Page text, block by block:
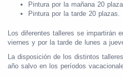
Pintura por la mañana 20
Pintura por la tarde 20 plazas.
Los diferentes talleres se impartirán
viernes y por la tarde de lunes a
La disposición de los distintos
año salvo en los períodos